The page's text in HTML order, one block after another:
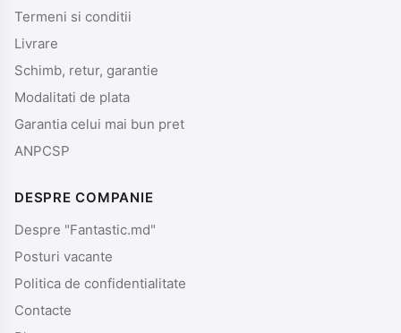
Termeni si conditii
Livrare
Schimb, retur, garantie
Modalitati de plata
Garantia celui mai bun pret
ANPCSP
DESPRE COMPANIE
Despre "Fantastic.md"
Posturi vacante
Politica de confidentialitate
Contacte